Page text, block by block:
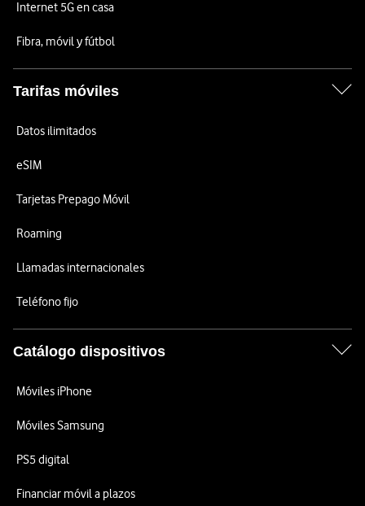
Internet 5G en casa
Fibra, móvil y fútbol
Tarifas móviles
Datos ilimitados
eSIM
Tarjetas Prepago Móvil
Roaming
Llamadas internacionales
Teléfono fijo
Catálogo dispositivos
Móviles iPhone
Móviles Samsung
PS5 digital
Financiar móvil a plazos